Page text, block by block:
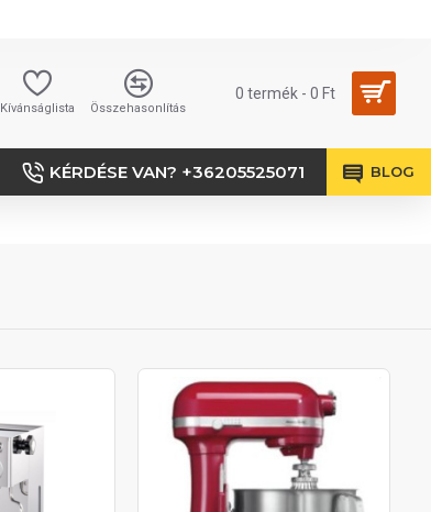
Kívánságlista Összehasonlítás
0 termék - 0 Ft
KÉRDÉSE VAN? +36205525071 BLOG